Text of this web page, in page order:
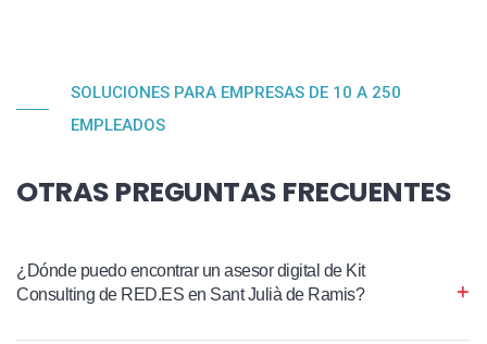
SOLUCIONES PARA EMPRESAS DE 10 A 250
EMPLEADOS
OTRAS PREGUNTAS FRECUENTES
¿Dónde puedo encontrar un asesor digital de Kit
Consulting de RED.ES en Sant Julià de Ramis?